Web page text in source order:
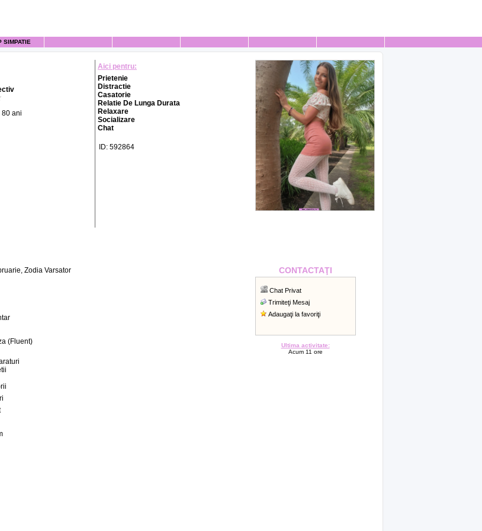
SIMPATIE
80 ani
Aici pentru:
Prietenie
Distractie
Casatorie
Relatie De Lunga Durata
Relaxare
Socializare
Chat
ID: 592864
Zodia Varsator
(Fluent)
CONTACTAŢI
Chat Privat
Trimiteţi Mesaj
Adaugaţi la favoriţi
Ultima activitate:
Acum 11 ore